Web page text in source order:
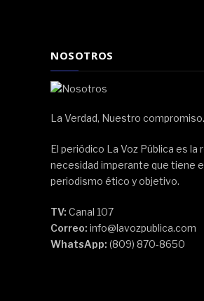
NOSOTROS
La Verdad, Nuestro compromiso.
El periódico La Voz Pública es la
necesidad imperante que tiene
periodismo ético y objetivo.
TV: Canal 107
Correo: info@lavozpublica.com
WhatsApp: (809) 870-8650